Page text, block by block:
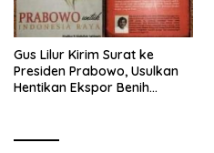
Gus Lilur Kirim Surat ke
Presiden Prabowo, Usulkan
Hentikan Ekspor Benih